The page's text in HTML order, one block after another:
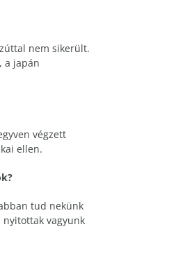
nem sikerült.
a japán
végzett
ellen.
tud nekünk
vagyunk